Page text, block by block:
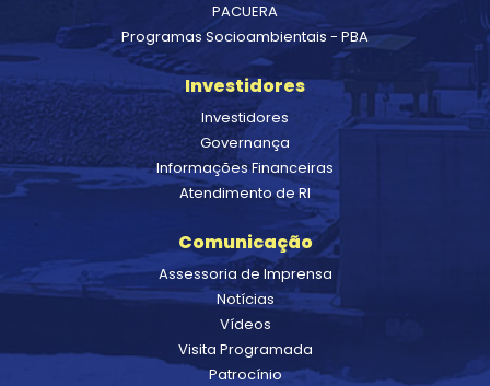
PACUERA
Programas Socioambientais - PBA
Investidores
Investidores
Governança
Informações Financeiras
Atendimento de RI
Comunicação
Assessoria de Imprensa
Notícias
Vídeos
Visita Programada
Patrocínio